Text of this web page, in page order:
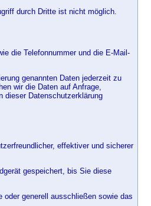
durch Dritte ist nicht möglich.
die Telefonnummer und die E-Mail-
genannten Daten jederzeit zu
wir die Daten auf Anfrage,
dieser Datenschutzerklärung
effektiver und sicherer
gespeichert, bis Sie diese
generell ausschließen sowie das